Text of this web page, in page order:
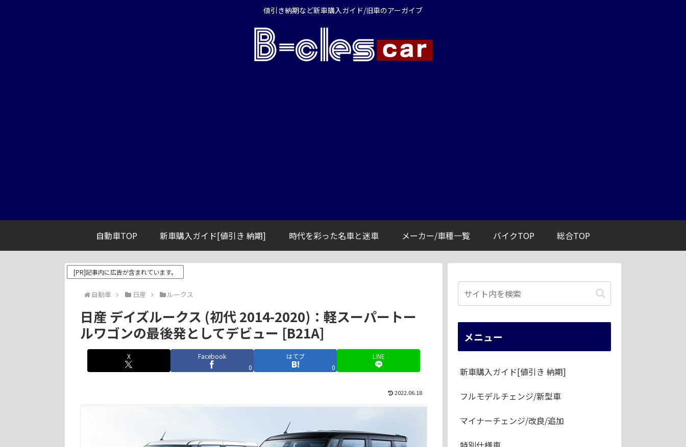
値引き納期など新車購入ガイド/旧車のアーガイブ
自動車TOP 新車購入ガイド[値引き 納期] 時代を彩った名車と迷車 メーカー/車種一覧 バイクTOP 総合TOP
[PR]記事内に広告が含まれています。
自動車 日産 ルークス
日産 デイズルークス (初代 2014-2020)：軽スーパートー
ルワゴンの最後発としてデビュー [B21A]
X
Facebook
0
はてブ
0
LINE
2022.06.18
メニュー
新車購入ガイド[値引き 納期]
フルモデルチェンジ/新型車
マイナーチェンジ/改良/追加